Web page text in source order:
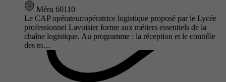
Méru 60110
Le CAP opérateur/opératrice logistique proposé par le Lycée
professionnel Lavoisier forme aux métiers essentiels de la
chaîne logistique. Au programme : la réception et le contrôle
des m…